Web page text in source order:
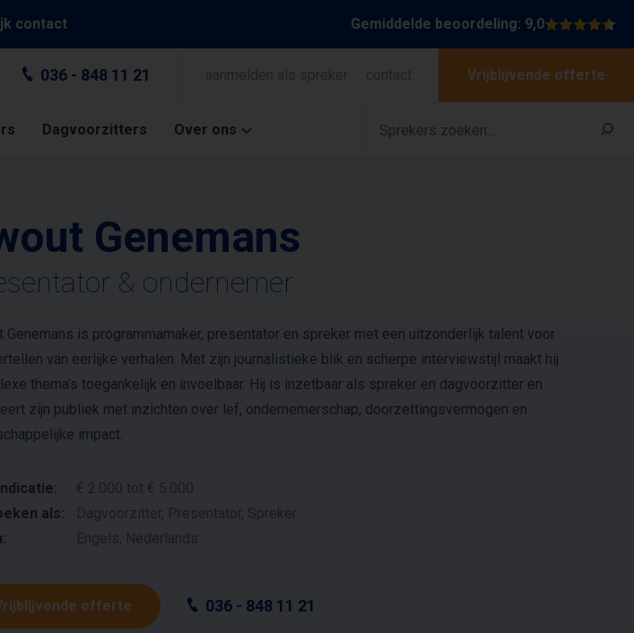
contact Gemiddelde beoordeling: 9,0
036 - 848 11 21 Vrijblijvende offerte
Dagvoorzitters Over ons
Genemans
& ondernemer
Genemans is programmamaker, presentator en spreker met een uitzonderlijk talent voor
van eerlijke verhalen. Met zijn journalistieke blik en scherpe interviewstijl maakt hij
thema’s toegankelijk en invoelbaar. Hij is inzetbaar als spreker en dagvoorzitter en
zijn publiek met inzichten over lef, ondernemerschap, doorzettingsvermogen en
impact.
€ 2.000 tot € 5.000
als:
Dagvoorzitter, Presentator, Spreker
offerte 036 - 848 11 21